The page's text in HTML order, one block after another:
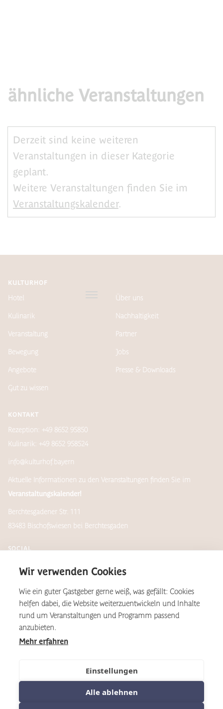
Wir verwenden Cookies
Wie ein guter Gastgeber gerne weiß, was gefällt: Cookies
helfen dabei, die Website weiterzuentwickeln und Inhalte
rund um Veranstaltungen und Programm passend
anzubieten.
Mehr erfahren
Einstellungen
Alle ablehnen
ähnliche Veranstaltungen
Derzeit sind keine weiteren
Veranstaltungen in dieser Kategorie
geplant.
Weitere Veranstaltungen finden Sie im
Veranstaltungskalender.
KULTURHOF
Hotel
Kulinarik
Veranstaltung
Bewegung
Angebote
Gut zu wissen
Über uns
Nachhaltigkeit
Partner
Jobs
Presse & Downloads
KONTAKT
Rezeption: +49 8652 95850
Kulinarik: +49 8652 958524
info@kulturhof.bayern
Aktuelle Informationen zu den Veranstaltungen finden Sie im
Veranstaltungskalender!
Berchtesgadener Str. 111
83483 Bischofswiesen bei Berchtesgaden
SOCIAL
Newsletter
*Aus Gründen der Lesbarkeit wird auf dieser Website das
Formulierungsvariante verwendet. Dies gilt im Sinne der
Gleichbehandlung grundsätzlich für alle Geschlechter.
©2025 Kulturhof